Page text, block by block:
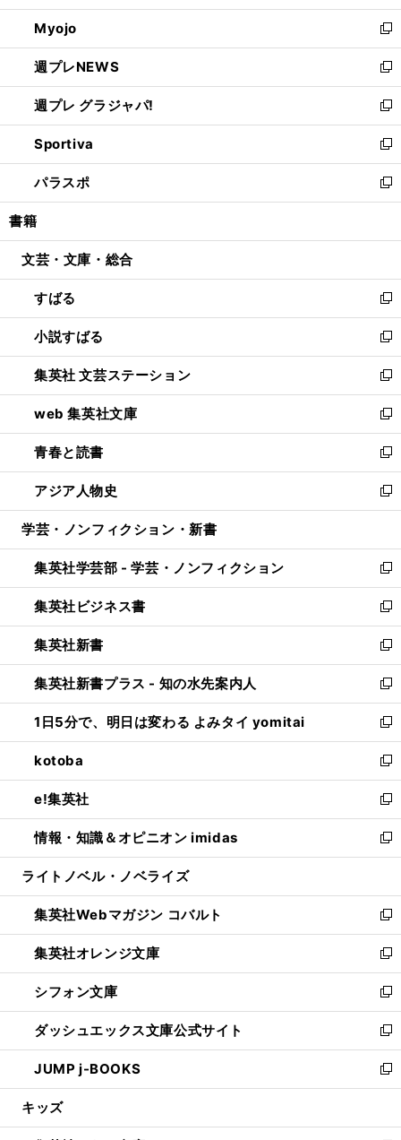
開
く
ウ
で
開
く
ン
ド
ウ
で
開
く
ウ
ィ
ン
ド
ウ
で
開
く
Myojo
新
し
い
ウ
ィ
ン
ド
ウ
で
開
週プレNEWS
新
し
い
ウ
ィ
ン
ド
ウ
開
週プレ グラジャパ!
新
し
い
ウ
ィ
ン
ウ
開
く
Sportiva
新
し
い
ウ
ン
ウ
で
開
く
パラスポ
新
し
ウ
ン
ド
ウ
で
開
く
書籍
文芸・文庫・総合
すばる
新
し
い
ウ
ィ
ン
ド
ウ
で
開
く
小説すばる
新
し
い
ウ
ィ
ン
ド
ウ
で
開
集英社 文芸ステーション
新
し
い
ウ
ィ
ン
ド
ウ
開
く
web 集英社文庫
新
し
い
ウ
ィ
ン
ウ
で
開
く
青春と読書
新
し
い
ウ
ン
ド
ウ
で
開
く
アジア人物史
新
し
ウ
ィ
ン
ド
ウ
で
開
く
学芸・ノンフィクション・新書
集英社学芸部 - 学芸・ノンフィクション
新
し
い
ウ
ィ
ン
ド
ウ
で
開
く
集英社ビジネス書
新
し
い
ウ
ィ
ン
ド
ウ
で
開
く
集英社新書
新
し
い
ウ
ィ
ン
ド
ウ
で
開
く
集英社新書プラス - 知の水先案内人
新
し
い
ウ
ィ
ン
ド
ウ
で
開
1日5分で、明日は変わる よみタイ yomitai
新
し
い
ウ
ィ
ン
ド
ウ
開
く
kotoba
新
し
い
ウ
ィ
ン
ウ
で
開
く
e!集英社
新
し
い
ウ
ン
ド
ウ
で
開
く
情報・知識＆オピニオン imidas
新
し
ウ
ィ
ン
ド
ウ
で
開
く
ライトノベル・ノベライズ
集英社Webマガジン コバルト
新
し
い
ウ
ィ
ン
ド
ウ
で
開
集英社オレンジ文庫
新
し
い
ウ
ィ
ン
ド
ウ
開
シフォン文庫
新
し
い
ウ
ィ
ン
ウ
ダッシュエックス文庫公式サイト
新
し
い
ウ
ン
JUMP j-BOOKS
新
し
ウ
キッズ